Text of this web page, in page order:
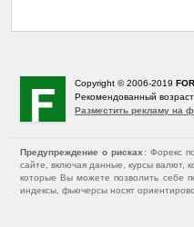
Copyright © 2006-2019
Рекомендованный
Разместить рекламу на
Предупреждение о рисках : Форекс
сайте, включая данные, курсы валют,
которые Вы можете позволить себе
индексы, фьючерсы носят